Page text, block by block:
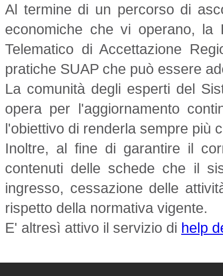
Al termine di un percorso di
economiche che vi operano,
Telematico di Accettazione
pratiche SUAP che può essere
La comunità degli esperti del
opera per l'aggiornamento
l'obiettivo di renderla sempre più
Inoltre, al fine di garantire il
contenuti delle schede che il
ingresso, cessazione delle
rispetto della normativa vigente.
E' altresì attivo il servizio di help